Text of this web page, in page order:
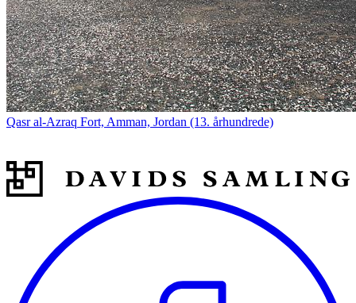
Qasr al-Azraq Fort, Amman, Jordan (13. århundrede)